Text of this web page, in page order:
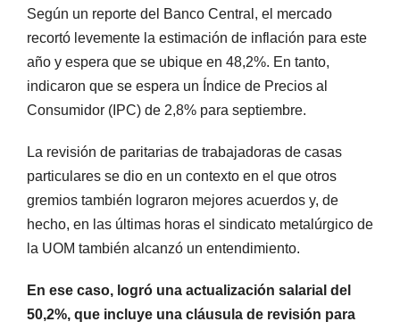
Según un reporte del Banco Central, el mercado
recortó levemente la estimación de inflación para este
año y espera que se ubique en 48,2%. En tanto,
indicaron que se espera un Índice de Precios al
Consumidor (IPC) de 2,8% para septiembre.
La revisión de paritarias de trabajadoras de casas
particulares se dio en un contexto en el que otros
gremios también lograron mejores acuerdos y, de
hecho, en las últimas horas el sindicato metalúrgico de
la UOM también alcanzó un entendimiento.
En ese caso, logró una actualización salarial del
50,2%, que incluye una cláusula de revisión para